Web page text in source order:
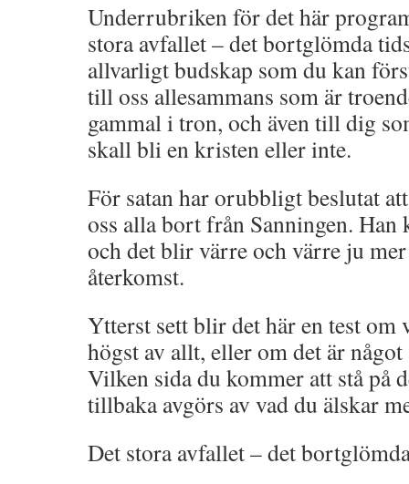
Underrubriken för det här
stora avfallet – det bortglömda
allvarligt budskap som du kan
till oss allesammans som är
gammal i tron, och även till dig
skall bli en kristen eller inte.
För satan har orubbligt beslutat
oss alla bort från Sanningen.
och det blir värre och värre ju
återkomst.
Ytterst sett blir det här en test om
högst av allt, eller om det är
Vilken sida du kommer att stå på
tillbaka avgörs av vad du älskar
Det stora avfallet – det